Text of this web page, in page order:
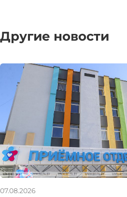
Другие новости
07.08.2026